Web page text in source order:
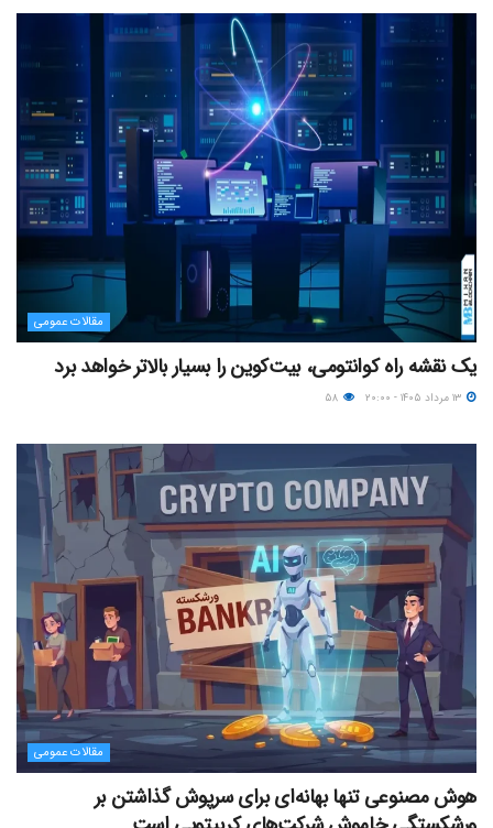
مقالات عمومی
یک نقشه راه کوانتومی، بیت‌کوین را بسیار بالاتر خواهد برد
مقالات عمومی
هوش مصنوعی تنها بهانه‌ای برای سرپوش گذاشتن بر